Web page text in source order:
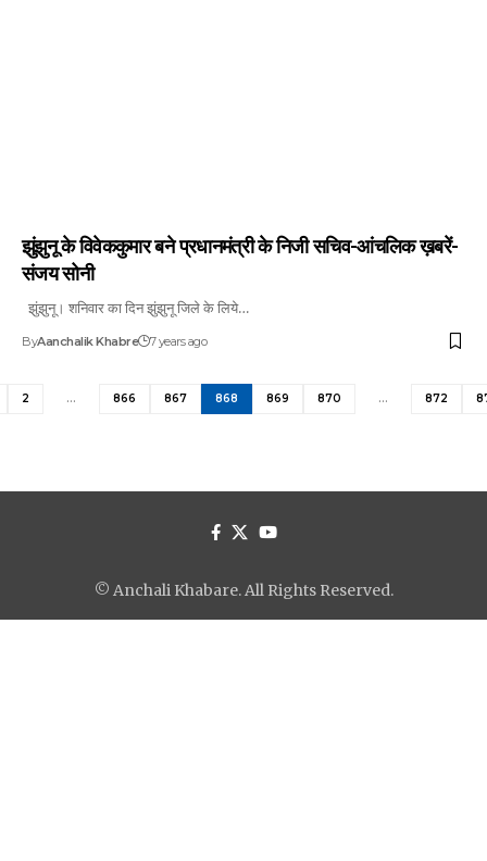
झुंझुनू के विवेककुमार बने प्रधानमंत्री के निजी सचिव-आंचलिक ख़बरें-
संजय सोनी
झुंझुनू। शनिवार का दिन झुंझुनू जिले के लिये…
ByAanchalik Khabre 7 years ago
2 … 866 867 868 869 870 … 872
© Anchali Khabare. All Rights Reserved.